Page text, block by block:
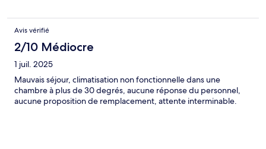
Avis vérifié
2/10 Médiocre
1 juil. 2025
Mauvais séjour, climatisation non fonctionnelle dans une
chambre à plus de 30 degrés, aucune réponse du personnel,
aucune proposition de remplacement, attente interminable.